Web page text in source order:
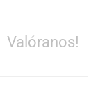
Valóranos!